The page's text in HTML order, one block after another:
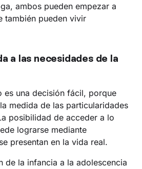
ambos pueden empezar a
también pueden vivir
a las necesidades de la
es una decisión fácil, porque
medida de las particularidades
posibilidad de acceder a lo
lograrse mediante
presentan en la vida real.
de la infancia a la adolescencia